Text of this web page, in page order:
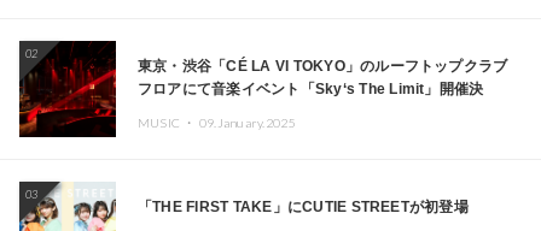
02
東京・渋谷「CÉ LA VI TOKYO」のルーフトップクラブ
フロアにて音楽イベント「Sky‘s The Limit」開催決
Kza（FORCE OF NATURE）ら日本を代表するDJ・クリ
MUSIC ・ 09.January.2025
03
「THE FIRST TAKE」にCUTIE STREETが初登場